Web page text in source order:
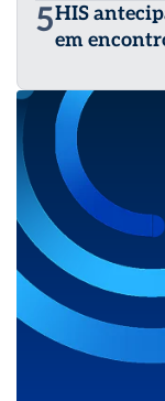
5HIS
em